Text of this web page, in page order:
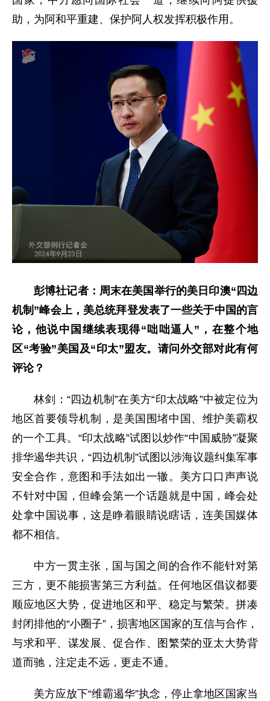
助，为阿和平重建、保护阿人权发挥积极作用。
彭博社记者：周末在美国举行的美日印澳“四边
机制”峰会上，美总统拜登发表了一些关于中国的言
论，他说中国继续表现得“咄咄逼人”，在整个地
区“考验”美国及“印太”盟友。请问外交部对此有何
评论？
林剑：“四边机制”在美方“印太战略”中被定位为
地区首要领导机制，是美国围堵中国、维护美霸权
的一个工具。“印太战略”试图以炒作“中国威胁”凝聚
排华遏华共识，“四边机制”试图以涉海议题纠集军事
安全合作，意图和手法如出一辙。美方口口声声说
不针对中国，但峰会第一个话题就是中国，峰会处
处拿中国说事，这是睁着眼睛说瞎话，连美国媒体
都不相信。
中方一贯主张，国与国之间的合作不能针对第
三方，更不能损害第三方利益。任何地区倡议都要
顺应地区大势，促进地区和平、稳定与繁荣。拼凑
封闭排他的“小圈子”，损害地区国家的互信与合作，
与求和平、谋发展、促合作、图繁荣的亚太大势背
道而驰，注定走不远，更走不通。
美方应放下“维霸遏华”执念，停止拿地区国家当